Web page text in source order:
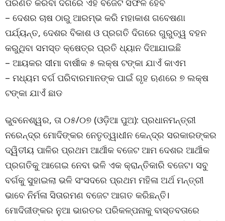
ପରିଣତ କରିବା ଦିଗରେ ଏହି ବଜେଟ ସଫଳ ହେବ
– ଦେଶର ଚାଷ ଠାରୁ ଆରମ୍ଭ କରି ମହାକାଶ ଗବେଷଣା
ପର୍ଯ୍ୟନ୍ତ, ଦେଶର ବିକାଶ ଓ ପ୍ରଗତି ଦିଗରେ ଗୁରୁତ୍ୱ ବହନ
କରୁଥିବା ସମସ୍ତ କ୍ଷେତ୍ର ପ୍ରତି ଧ୍ୟାନ ଦିଆଯାଇଛି
– ଆୟକର ସୀମା ବାର୍ଷୀକ ୫ ଲକ୍ଷ ଟଙ୍କା ଯାଏଁ କାଏମ
– ମଧ୍ୟମ ବର୍ଗ ପରିବାରମାନଙ୍କ ପାଇଁ ଗୃହ ଋଣରେ ୭ ଲକ୍ଷ
ଟଙ୍କା ଯାଏଁ ଛାଡ
ଭୁବନେଶ୍ୱର, ତା ୦୫/୦୭ (ଓଡ଼ିଆ ପୁଅ): ପ୍ରଧାନମନ୍ତ୍ରୀ
ନରେନ୍ଦ୍ର ମୋଦିଙ୍କର ନେତୃତ୍ୱାଧୀନ କେନ୍ଦ୍ର ସରକାରଙ୍କର
ଦ୍ୱିତୀୟ ପାଳିର ପ୍ରଥମ ଆର୍ଥୀକ ବଜେଟ ଆମ ଦେଶର ଆର୍ଥୀକ
ପ୍ରଗତିକୁ ଆଗେଇ ନେବା ଭଳି ଏକ କ୍ରାନ୍ତିକାରି ବଜେଟ। ସବୁ
ବର୍ଗକୁ ସୁହାଇଲା ଭଳି ସଂସଦରେ ପ୍ରଥମ ମହିଳା ଅର୍ଥ ମନ୍ତ୍ରୀ
ଭାବେ ନିର୍ମଳା ସିତାରମଣ ବଜେଟ ଆଗତ କରିଛନ୍ତି।
ମୋଦିଜୀଙ୍କର ନୁଆ ଭାରତର ପରିକଳ୍ପନାକୁ ବାସ୍ତବତାରେ